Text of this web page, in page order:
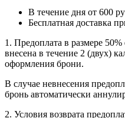
В течение дня от 600
Бесплатная доставка
1. Предоплата в размере
внесена в течение 2 (двух)
оформления брони.
B случае невнесения
бронь автоматически
2. Условия возврата